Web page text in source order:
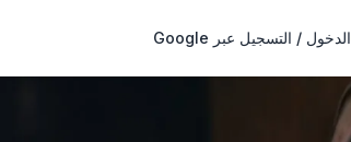
الدخول / التسجيل عبر Google